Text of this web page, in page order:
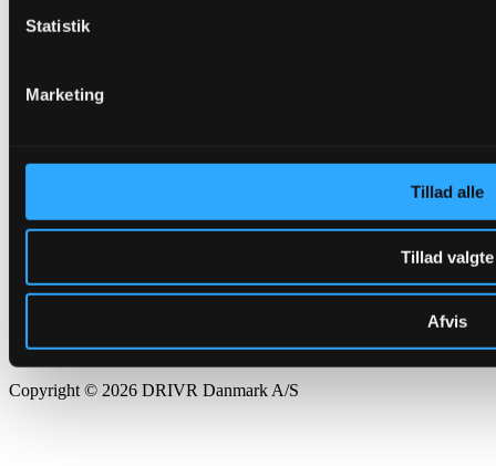
Statistik
Marketing
Tillad alle
Tillad valgte
Afvis
Copyright © 2026 DRIVR Danmark A/S